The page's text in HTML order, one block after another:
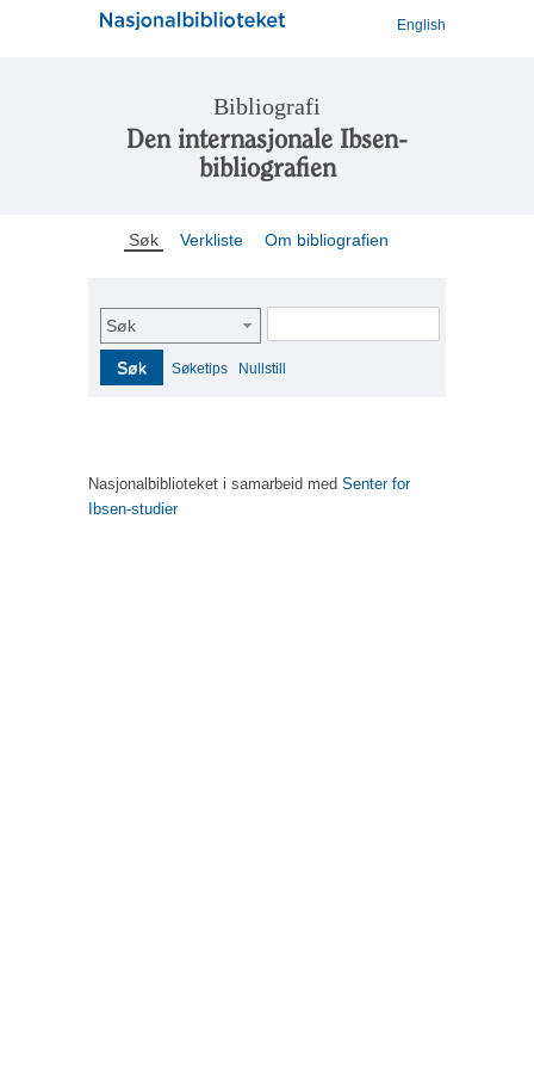
English
Bibliografi
Den internasjonale Ibsen-
bibliografien
Søk Verkliste Om bibliografien
Søk
Søk Søketips Nullstill
Nasjonalbiblioteket i samarbeid med Senter for
Ibsen-studier